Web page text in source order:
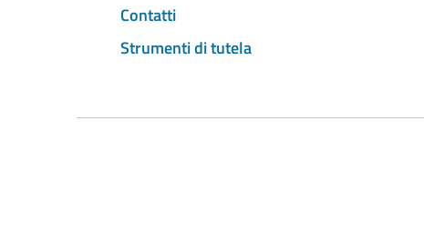
Contatti
Strumenti di tutela